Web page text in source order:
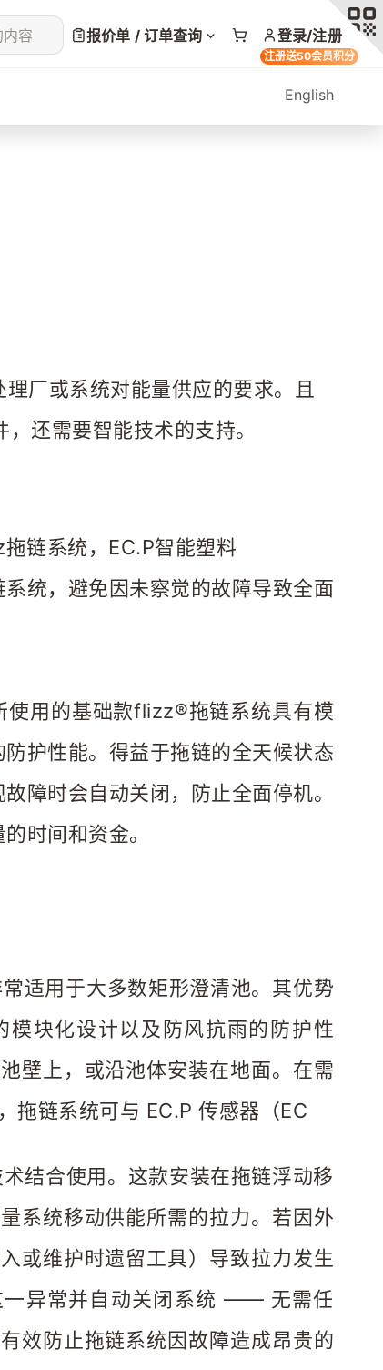
容 报价单 / 订单查询 登录/注册
注册送50会员积分
English
厂或系统对能量供应的要求。且
还需要智能技术的支持。
链系统，EC.P智能塑料
统，避免因未察觉的故障导致全面
使用的基础款flizz®拖链系统具有模
护性能。得益于拖链的全天候状态
障时会自动关闭，防止全面停机。
时间和资金。
适用于大多数矩形澄清池。其优势
块化设计以及防风抗雨的防护性
壁上，或沿池体安装在地面。在需
拖链系统可与 EC.P 传感器（EC
系统移动供能所需的拉力。若因外
或维护时遗留工具）导致拉力发生
一异常并自动关闭系统 —— 无需任
效防止拖链系统因故障造成昂贵的